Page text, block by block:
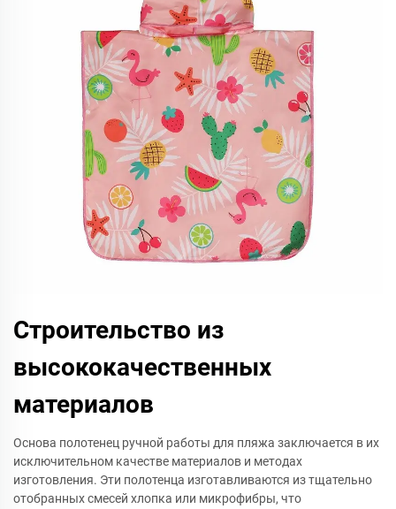
Строительство из
высококачественных
материалов
Основа полотенец ручной работы для пляжа заключается в их
исключительном качестве материалов и методах
изготовления. Эти полотенца изготавливаются из тщательно
отобранных смесей хлопка или микрофибры, что